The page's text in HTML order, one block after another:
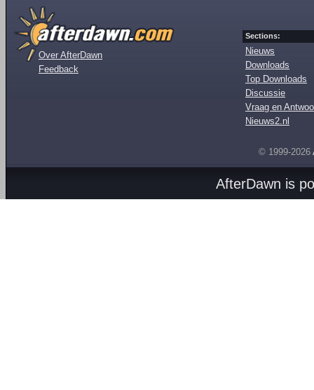
Over AfterDawn
Feedback
Sections:
Nieuws
Downloads
Top Downloads
Discussie
Vraag en
Nieuws2.nl
© 1999-2026
AfterDawn is